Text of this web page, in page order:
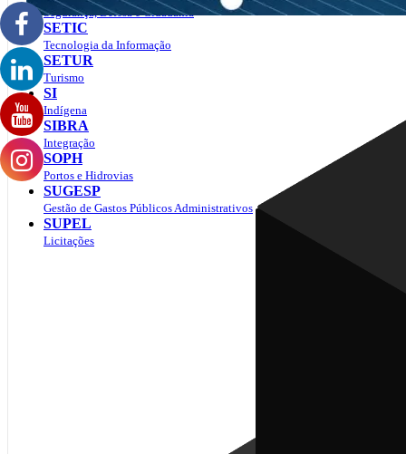
Segurança, Defesa e Cidadania
SETIC
Tecnologia da Informação
SETUR
Turismo
SI
Indígena
SIBRA
Integração
SOPH
Portos e Hidrovias
SUGESP
Gestão de Gastos Públicos Administrativos
SUPEL
Licitações